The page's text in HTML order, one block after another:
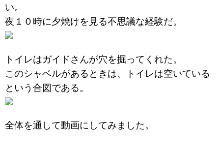
い。
夜１０時に夕焼けを見る不思議な経験だ。
トイレはガイドさんが穴を掘ってくれた。
このシャベルがあるときは、トイレは空いている
という合図である。
全体を通して動画にしてみました。